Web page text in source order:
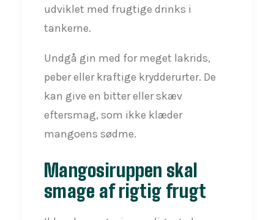
udviklet med frugtige drinks i
tankerne.
Undgå gin med for meget lakrids,
peber eller kraftige krydderurter. De
kan give en bitter eller skæv
eftersmag, som ikke klæder
mangoens sødme.
Mangosiruppen skal
smage af rigtig frugt